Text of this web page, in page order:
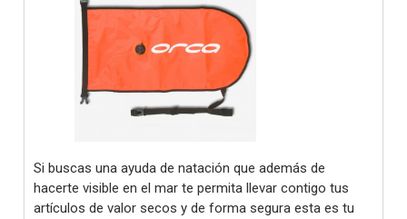
Si buscas una ayuda de natación que además de
hacerte visible en el mar te permita llevar contigo tus
artículos de valor secos y de forma segura esta es tu